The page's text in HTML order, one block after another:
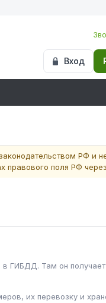
Вход
РФ и
правового поля РФ
ГИБДД. Там он
их перевозку и